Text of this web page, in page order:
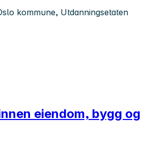
kommune, Utdanningsetaten
eiendom, bygg og